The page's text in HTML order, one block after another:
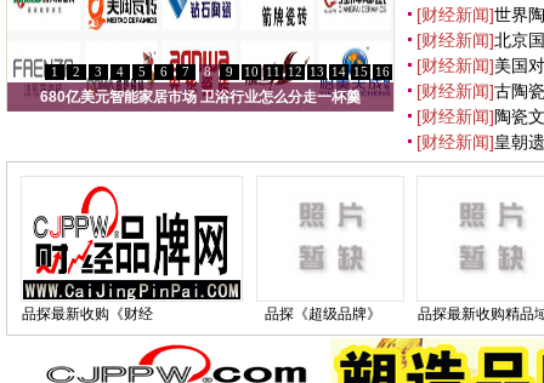
1 2 3 4 5 6 7 8 9 10 11 12 13 14 15 16
680亿美元智能家居市场 卫浴行业怎么分走一杯羹
[财经新闻]世界
[财经新闻]北京
[财经新闻]美国
[财经新闻]古陶
[财经新闻]陶瓷
[财经新闻]皇朝
品探最新收购《财经
品牌》全套域名
品探《超级品牌》
CJPP.COM最新收购
国产品牌网
品探最新收购精品
名：一个域名成就
个梦想一份事业